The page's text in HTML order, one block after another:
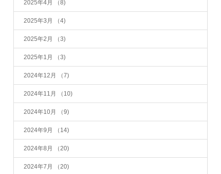
2025年4月 （8)
2025年3月 （4)
2025年2月 （3)
2025年1月 （3)
2024年12月 （7)
2024年11月 （10)
2024年10月 （9)
2024年9月 （14)
2024年8月 （20)
2024年7月 （20)